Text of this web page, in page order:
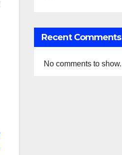
Recent Comments
No comments to show.